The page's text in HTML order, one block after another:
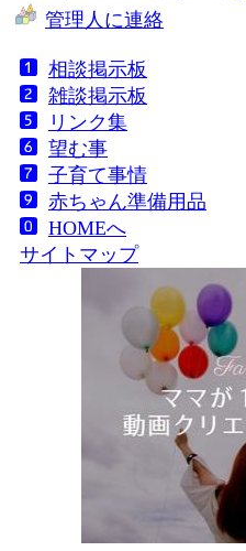
管理人に連絡
相談掲示板
雑談掲示板
リンク集
望む事
子育て事情
赤ちゃん準備用品
HOMEへ
サイトマップ